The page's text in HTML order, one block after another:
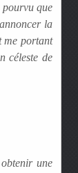
pourvu que
la
me portant
céleste de
une